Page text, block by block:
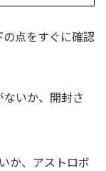
点をすぐに確認
いか、開封さ
か、アストロボ